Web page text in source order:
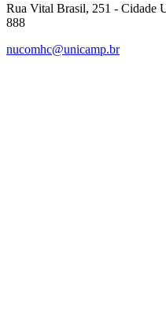
Rua Vital Brasil, 251 - Cidade
888
nucomhc@unicamp.br